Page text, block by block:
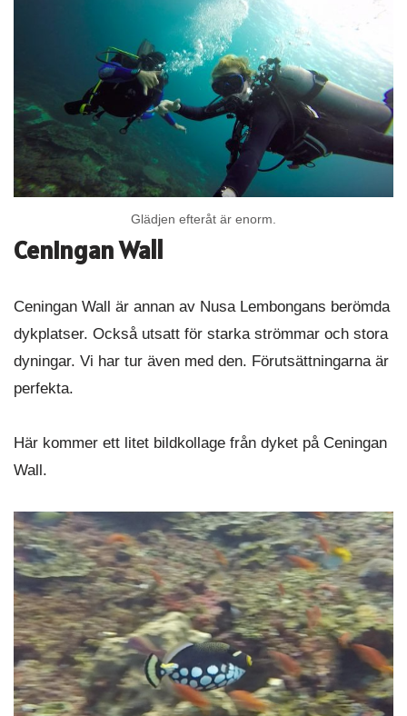
Glädjen efteråt är enorm.
Ceningan Wall
Ceningan Wall är annan av Nusa Lembongans berömda
dykplatser. Också utsatt för starka strömmar och stora
dyningar. Vi har tur även med den. Förutsättningarna är
perfekta.
Här kommer ett litet bildkollage från dyket på Ceningan
Wall.